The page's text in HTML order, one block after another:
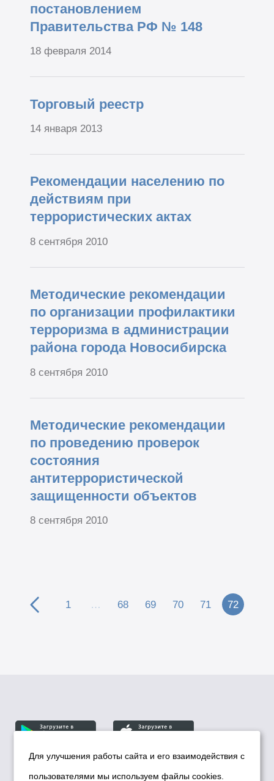
постановлением
Правительства РФ № 148
18 февраля 2014
Торговый реестр
14 января 2013
Рекомендации населению по
действиям при
террористических актах
8 сентября 2010
Методические рекомендации
по организации профилактики
терроризма в администрации
района города Новосибирска
8 сентября 2010
Методические рекомендации
по проведению проверок
состояния
антитеррористической
защищенности объектов
8 сентября 2010
1 … 68 69 70 71 72
Для улучшения работы сайта и его взаимодействия с
пользователями мы используем файлы cookies.